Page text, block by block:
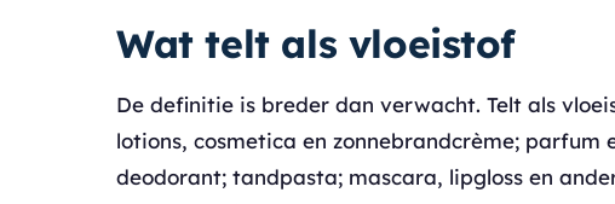
Wat telt als vloeistof
De definitie is breder dan verwacht. Telt als
lotions, cosmetica en zonnebrandcrème; parfum
deodorant; tandpasta; mascara, lipgloss en